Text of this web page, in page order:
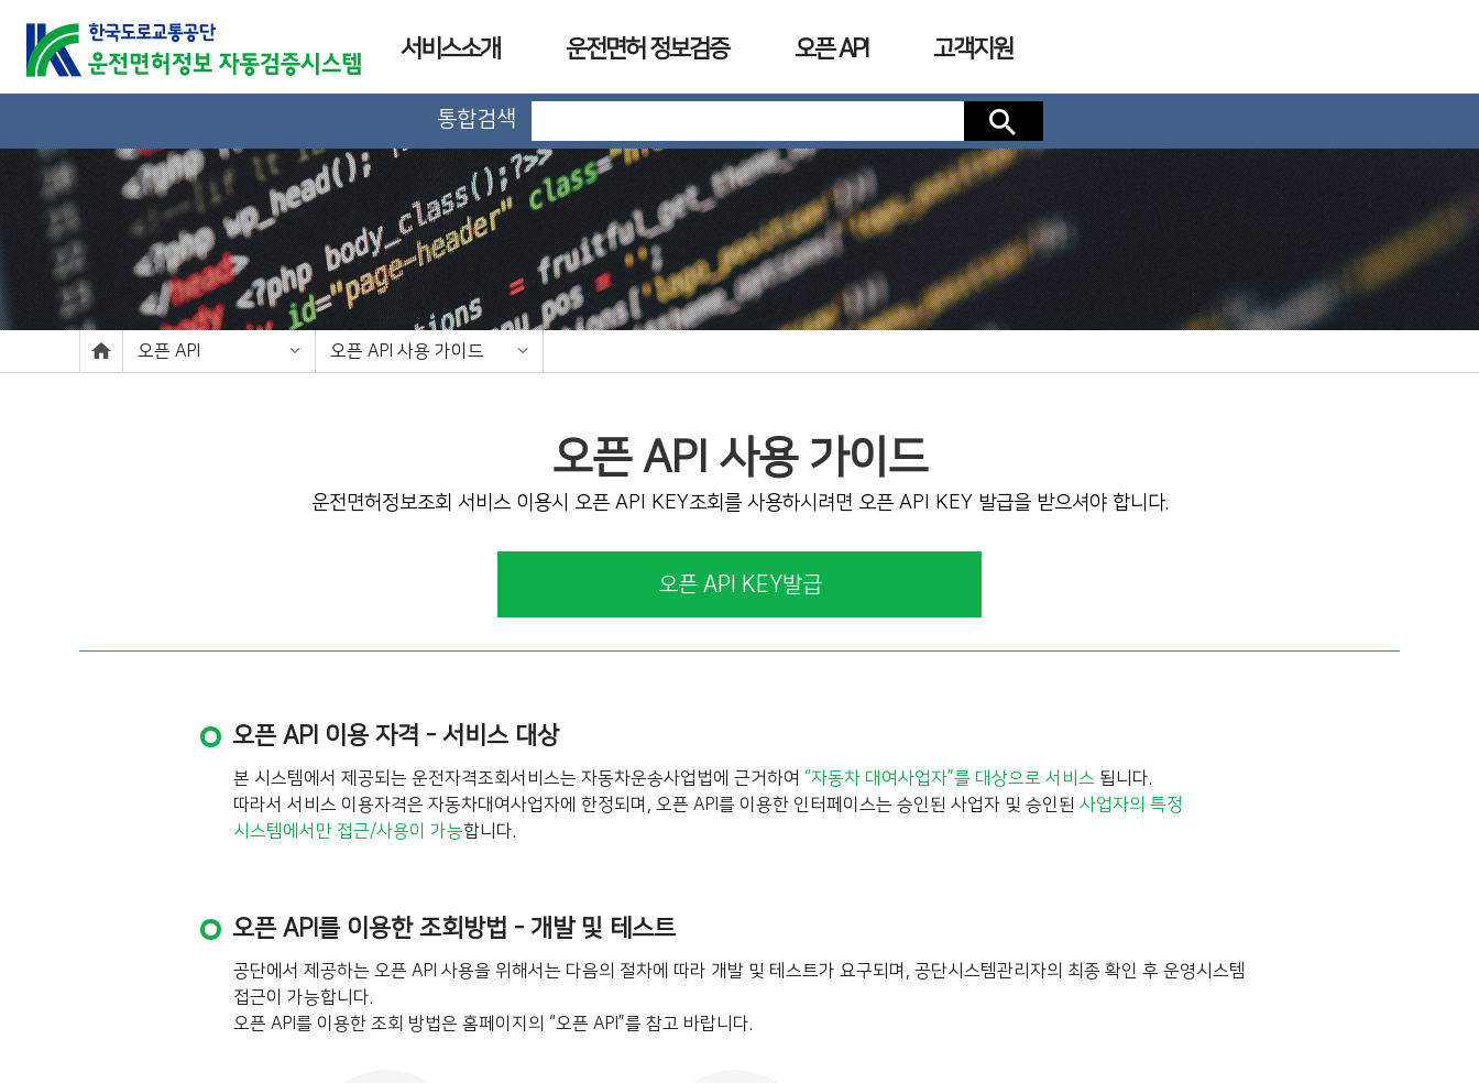
서비스소개 운전면허 정보검증 오픈 API 고객지원
통합검색 검색
오픈 API 오픈 API 사용 가이드
오픈 API 사용 가이드
운전면허정보조회 서비스 이용시 오픈 API KEY조회를 사용하시려면 오픈 API KEY 발급을 받으셔야 합니다.
오픈 API KEY발급
오픈 API 이용 자격 - 서비스 대상
본 시스템에서 제공되는 운전자격조회서비스는 자동차운송사업법에 근거하여 “자동차 대여사업자”를 대상으로 서비스 됩니다.
따라서 서비스 이용자격은 자동차대여사업자에 한정되며, 오픈 API를 이용한 인터페이스는 승인된 사업자 및 승인된 사업자의 특정
시스템에서만 접근/사용이 가능합니다.
오픈 API를 이용한 조회방법 - 개발 및 테스트
공단에서 제공하는 오픈 API 사용을 위해서는 다음의 절차에 따라 개발 및 테스트가 요구되며, 공단시스템관리자의 최종 확인 후 운영시스템
접근이 가능합니다.
오픈 API를 이용한 조회 방법은 홈페이지의 “오픈 API”를 참고 바랍니다.